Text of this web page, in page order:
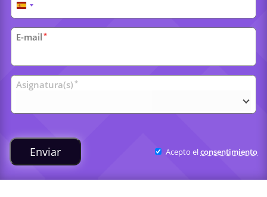
España
+34
E-mail *
Clases
universitarias
Asignatura(s) *
Enviar Acepto elconsentimiento